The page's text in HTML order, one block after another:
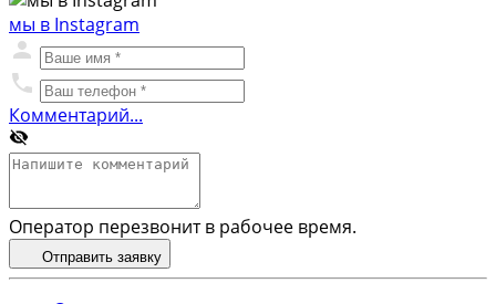
мы в Instagram
Комментарий...
Оператор перезвонит в рабочее время.
Отправить заявку